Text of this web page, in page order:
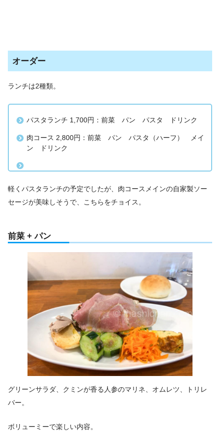
オーダー
ランチは2種類。
パスタランチ 1,700円：前菜 パン パスタ ドリンク
肉コース 2,800円：前菜 パン パスタ（ハーフ） メイ
ン ドリンク
軽くパスタランチの予定でしたが、肉コースメインの自家製ソー
セージが美味しそうで、こちらをチョイス。
前菜 + パン
グリーンサラダ、クミンが香る人参のマリネ、オムレツ、トリレ
バー。
ボリューミーで楽しい内容。